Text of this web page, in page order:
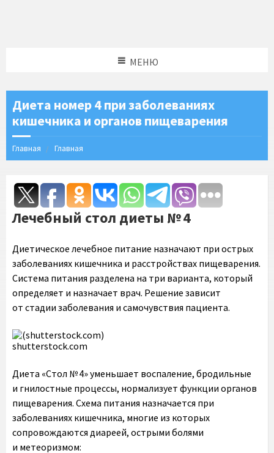
МЕНЮ
Диета номер 4 при заболеваниях
кишечника и органов пищеварения
Главная Главная
Лечебный стол диеты № 4
Диетическое лечебное питание назначают при острых
заболеваниях кишечника и расстройствах пищеварения.
Система питания разделена на три варианта, который
определяет и назначает врач. Решение зависит
от стадии заболевания и самочувствия пациента.
shutterstock.com
Диета «Стол № 4» уменьшает воспаление, бродильные
и гнилостные процессы, нормализует функции органов
пищеварения. Схема питания назначается при
заболеваниях кишечника, многие из которых
сопровождаются диареей, острыми болями
и метеоризмом: